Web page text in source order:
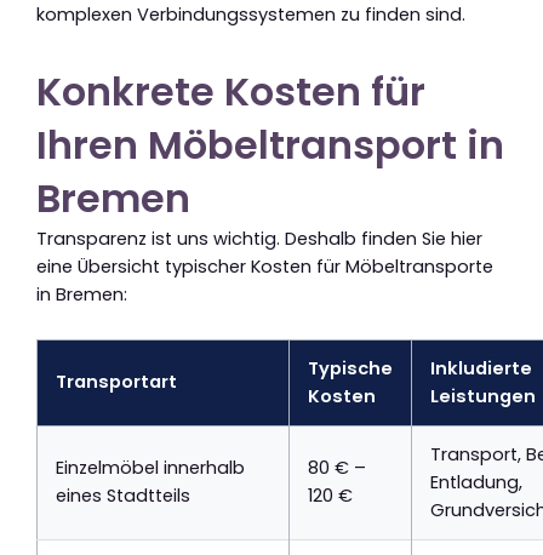
komplexen Verbindungssystemen zu finden sind.
Konkrete Kosten für
Ihren Möbeltransport in
Bremen
Transparenz ist uns wichtig. Deshalb finden Sie hier
eine Übersicht typischer Kosten für Möbeltransporte
in Bremen:
Transportart
Typische
Kosten
Inkludierte
Leistungen
Einzelmöbel innerhalb
eines Stadtteils
80 € –
120 €
Transport,
Entladung,